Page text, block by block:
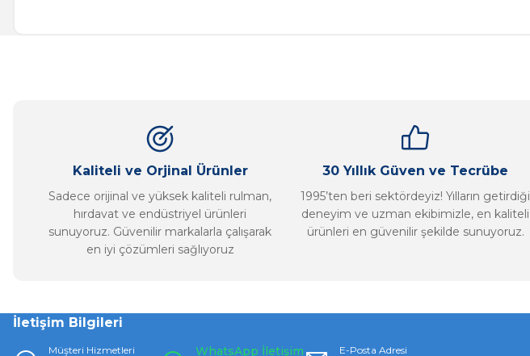
Ürün fiyatı diğer sitelerden daha pahalı.
Bu ürüne benzer farklı alternatifler olmalı.
Kaliteli ve Orjinal Ürünler
Sadece orijinal ve yüksek kaliteli rulman,
hırdavat ve endüstriyel ürünleri
sunuyoruz. Güvenilir markalarla çalışarak
en iyi çözümleri sağlıyoruz
30 Yıllık Güven ve Tecrübe
1995’ten beri sektördeyiz! Yılların getirdiği
deneyim ve uzman ekibimizle, en kaliteli
ürünleri en güvenilir şekilde sunuyoruz.
İletişim Bilgileri
Müşteri Hizmetleri WhatsApp İletişim E-Posta Adresi